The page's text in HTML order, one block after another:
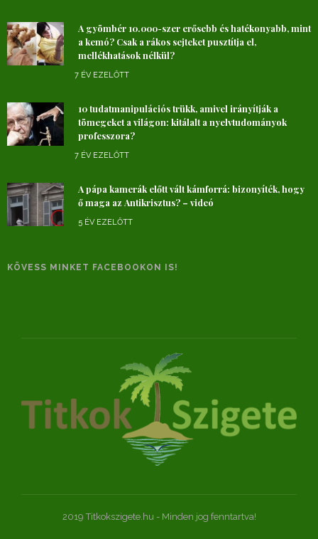
A gyömbér 10.000-szer erősebb és hatékonyabb, mint
a kemó? Csak a rákos sejteket pusztítja el,
mellékhatások nélkül?
7 ÉV EZELŐTT
10 tudatmanipulációs trükk, amivel irányítják a
tömegeket a világon: kitálalt a nyelvtudományok
professzora?
7 ÉV EZELŐTT
A pápa kamerák előtt vált kámforrá: bizonyíték, hogy
ő maga az Antikrisztus? – videó
5 ÉV EZELŐTT
KÖVESS MINKET FACEBOOKON IS!
2019 Titkokszigete.hu - Minden jog fenntartva!